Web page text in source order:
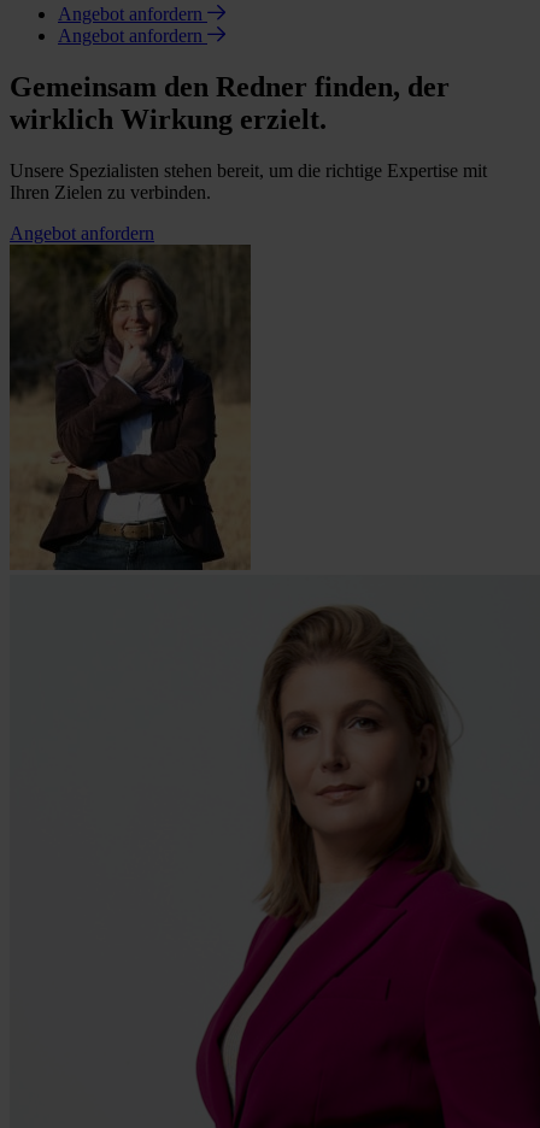
Angebot anfordern
Angebot anfordern
Gemeinsam den Redner finden, der
wirklich Wirkung erzielt.
Unsere Spezialisten stehen bereit, um die richtige Expertise mit
Ihren Zielen zu verbinden.
Angebot anfordern